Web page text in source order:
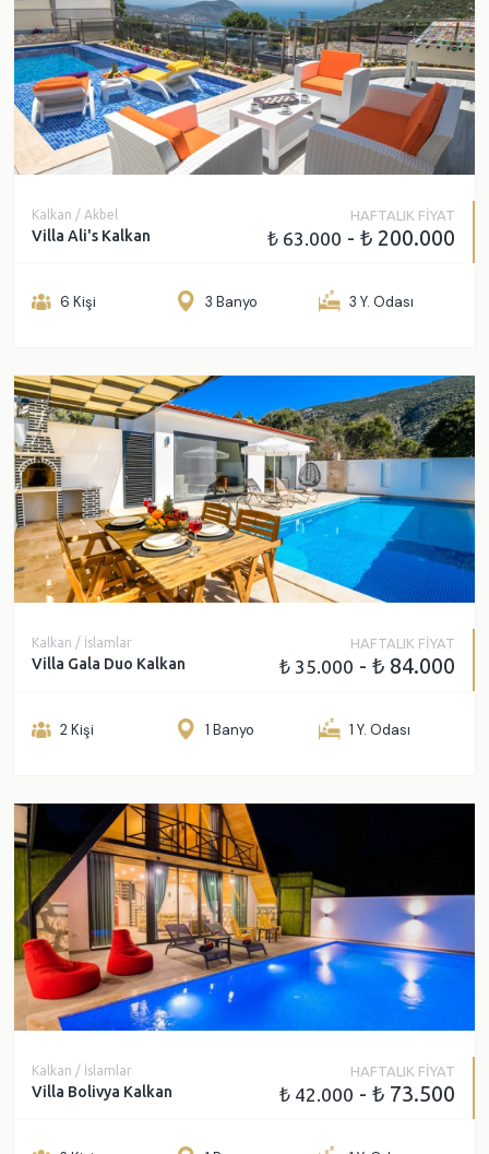
Kalkan / Akbel
Villa Ali's Kalkan
HAFTALIK FİYAT
₺ 63.000 - ₺ 200.000
6 Kişi 3 Banyo 3 Y. Odası
Kalkan / İslamlar
Villa Gala Duo Kalkan
HAFTALIK FİYAT
₺ 35.000 - ₺ 84.000
2 Kişi 1 Banyo 1 Y. Odası
Kalkan / İslamlar
Villa Bolivya Kalkan
HAFTALIK FİYAT
₺ 42.000 - ₺ 73.500